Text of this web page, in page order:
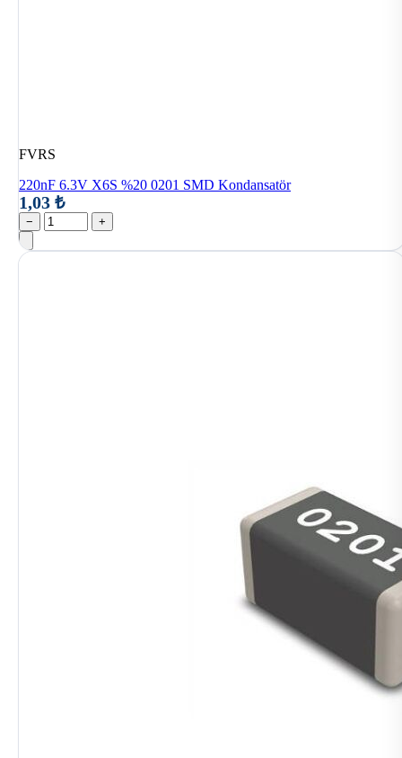
FVRS
220nF 6.3V X6S %20 0201 SMD Kondansatör
1,03 ₺
− +